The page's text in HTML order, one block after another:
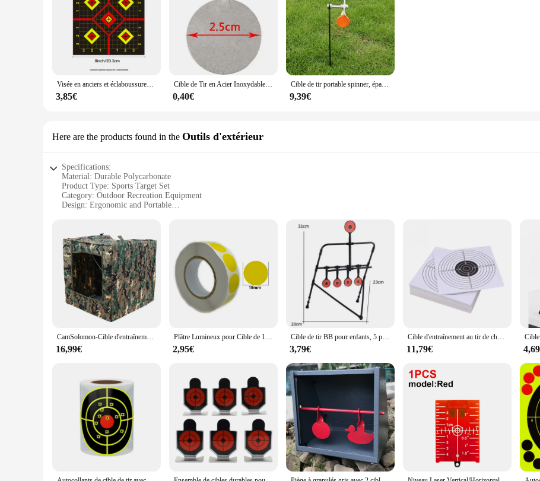
Visée en anciers et éclaboussures auto-adhésives, cibles de tir, éclats lumineux, jaune structurels ent, 8x8 po, 10 pièces
3,85€
Cible de Tir en Acier Inoxydable pour la html, Catapulte, Paintball, Airsoft, Pistolet, Entraînement, Bullseye, 2.5cm, 3cm, 4cm
0,40€
Cible de tir portable spinner, épaisseur 3mm
9,39€
Here are the products found in the Outils d'extérieur
Specifications:
Material: Durable Polycarbonate
Product Type: Sports Target Set
Category: Outdoor Recreation Equipment
Design: Ergonomic and Portable
Features:
**Enhanced Shooting Experience**
The cible de lance pierre de sport jouet is a top-tier addition to any outdoor sports enthusiast's arsenal. Crafted from robust polycarbonate,
shooting sessions. Whether you're a seasoned marksman or a beginner, the ergonomic design ensures that the targets are easy to set up and
portability of the set allows you to bring it along for practice sessions at the range or in the backyard, making it an ideal choice for both
**Versatile and Adaptable**
The versatility of this target set is unmatched. It's not just a toy; it's a tool for honing your shooting skills. The set includes multiple targets,
Whether you're aiming for precision with a rifle or practicing your handgun skills, these targets are adaptable to various shooting scenarios.
withstand repeated use, making them a valuable asset for both personal and professional use.
**Designed for Every Shooter**
recreational and competitive shooting. The set is perfect for both individual practice and group activities, making it an excellent choice for
improve their shooting skills. With its diverse range of targets, this set is suitable for a variety of shooting disciplines, ensuring that it caters
CamSolomon-Cible d'entraînement au tir à la fronde, boîte d'entraînement à la chasse, jouets de loisirs en plein air, accessoires de tir
16,99€
Plâtre Lumineux pour Cible de 19mm, Noir/Rouge, Autocollant, Alésage de Bullseye, Accessoires de Tir, 1000 Pièces
2,95€
Cible de tir BB pour enfants, 5 plaques, entraînement au tir, intérieur, Cristal automatique, modmirreal
3,79€
Cible d'entraînement au tir de chasse, fronde en papier, fusil de odor, accessoires d'entraînement, intérieur et extérieur, 14x14cm, 100 pièces
11,79€